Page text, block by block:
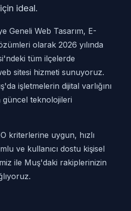
ideal.
Geneli Web Tasarım, E-
olarak 2026 yılında
tüm ilçelerde
sitesi hizmeti sunuyoruz.
işletmelerin dijital varlığını
teknolojileri
kriterlerine uygun, hızlı
ve kullanıcı dostu kişisel
ile Muş'daki rakiplerinizin